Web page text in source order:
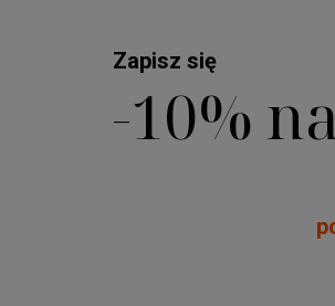
Zapisz się
-10%